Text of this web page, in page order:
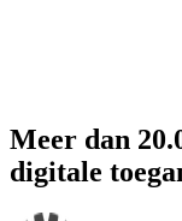
Meer dan
digitale